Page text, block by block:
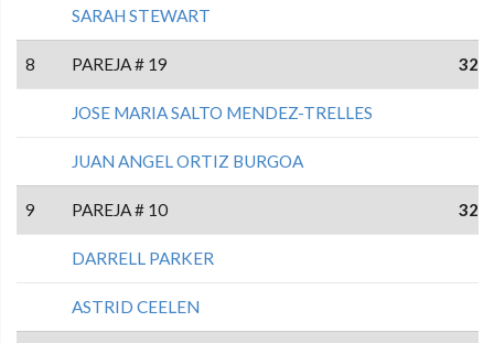
SARAH STEWART
8 PAREJA # 19 32
JOSE MARIA SALTO MENDEZ-TRELLES
JUAN ANGEL ORTIZ BURGOA
9 PAREJA # 10 32
DARRELL PARKER
ASTRID CEELEN